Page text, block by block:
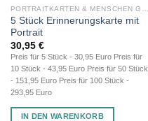
5 Stück Erinnerungskarte mit
Portrait
30,95 €
Preis für 5 Stück - 30,95 Euro Preis für
10 Stück - 43,95 Euro Preis für 50 Stück
- 151,95 Euro Preis für 100 Stück -
293,95 Euro
IN DEN WARENKORB